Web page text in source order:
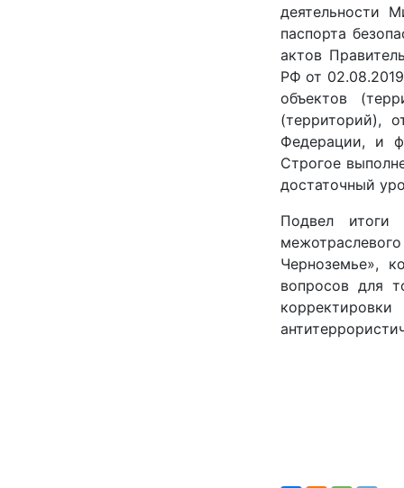
деятельности
паспорта
актов
РФ от
объектов
(территорий),
Федерации, и
Строгое
достаточный
Подвел итоги
Черноземье»,
вопросов для